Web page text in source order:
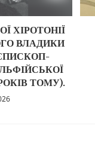
ХІРОТОНІЇ
ВЛАДИКИ
ТОМУ).